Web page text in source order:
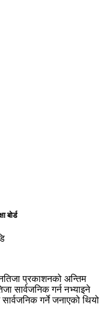
बोर्ड
प्रकाशनको अन्तिम
सार्वजनिक गर्न नभ्याइने
गर्ने जनाएको थियो